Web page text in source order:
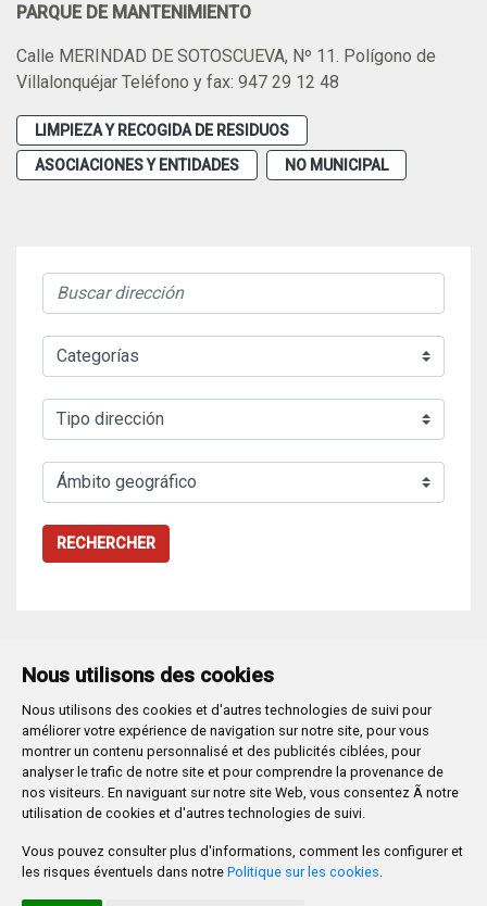
Nous utilisons des cookies
Nous utilisons des cookies et d'autres technologies de suivi pour
améliorer votre expérience de navigation sur notre site, pour vous
montrer un contenu personnalisé et des publicités ciblées, pour
analyser le trafic de notre site et pour comprendre la provenance de
nos visiteurs. En naviguant sur notre site Web, vous consentez Ã notre
utilisation de cookies et d'autres technologies de suivi.
Vous pouvez consulter plus d'informations, comment les configurer et
les risques éventuels dans notre Politique sur les cookies.
PARQUE DE MANTENIMIENTO
Calle MERINDAD DE SOTOSCUEVA, Nº 11. Polígono de
Villalonquéjar Teléfono y fax: 947 29 12 48
LIMPIEZA Y RECOGIDA DE RESIDUOS
ASOCIACIONES Y ENTIDADES
NO MUNICIPAL
RECHERCHER
Plaza Mayor 1- 09071BURGOS
947 288 800 CIF: P-0906100-C
CONTACTO | AVISOS, QUEJAS Y SUGERENCIAS
CANAL DE DENUNCIAS
MAPA WEB
AVISO LEGAL
PROMUEVE BURGOS